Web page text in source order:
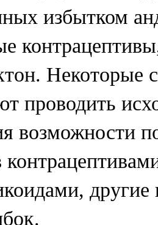
избытком
Некоторые
проводить
возможности